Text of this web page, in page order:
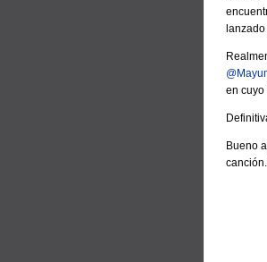
en cuyo
Bueno